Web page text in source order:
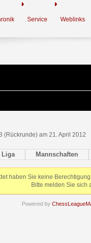
Service Weblinks
(Rückrunde) am 21. April 2012
Liga Mannschaften
haben Sie keine
Bitte melden Sie sich
Powered by